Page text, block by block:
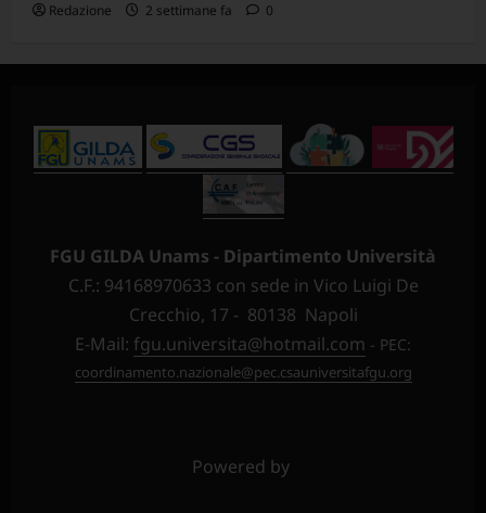
Redazione 2 settimane fa 0
FGU GILDA Unams - Dipartimento Università
C.F.: 94168970633 con sede in Vico Luigi De
Crecchio, 17 - 80138 Napoli
E-Mail: fgu.universita@hotmail.com - PEC:
coordinamento.nazionale@pec.csauniversitafgu.org
Powered by